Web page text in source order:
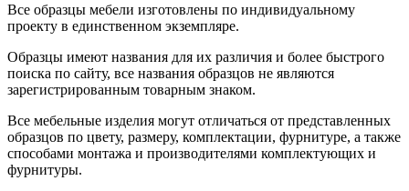
Все образцы мебели изготовлены по индивидуальному
проекту в единственном экземпляре.
Образцы имеют названия для их различия и более быстрого
поиска по сайту, все названия образцов не являются
зарегистрированным товарным знаком.
Все мебельные изделия могут отличаться от представленных
образцов по цвету, размеру, комплектации, фурнитуре, а также
способами монтажа и производителями комплектующих и
фурнитуры.